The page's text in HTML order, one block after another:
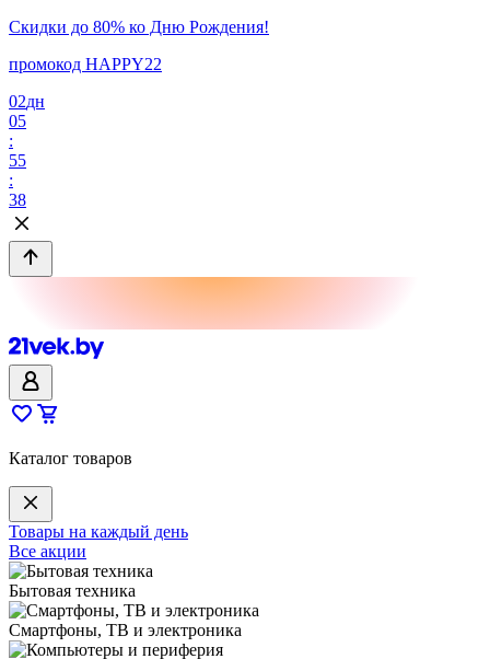
Скидки до 80% ко Дню Рождения!
промокод HAPPY22
02дн
05
:
55
:
38
Каталог товаров
Товары на каждый день
Все акции
Бытовая техника
Смартфоны, ТВ и электроника